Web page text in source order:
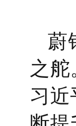
蔚
之
习